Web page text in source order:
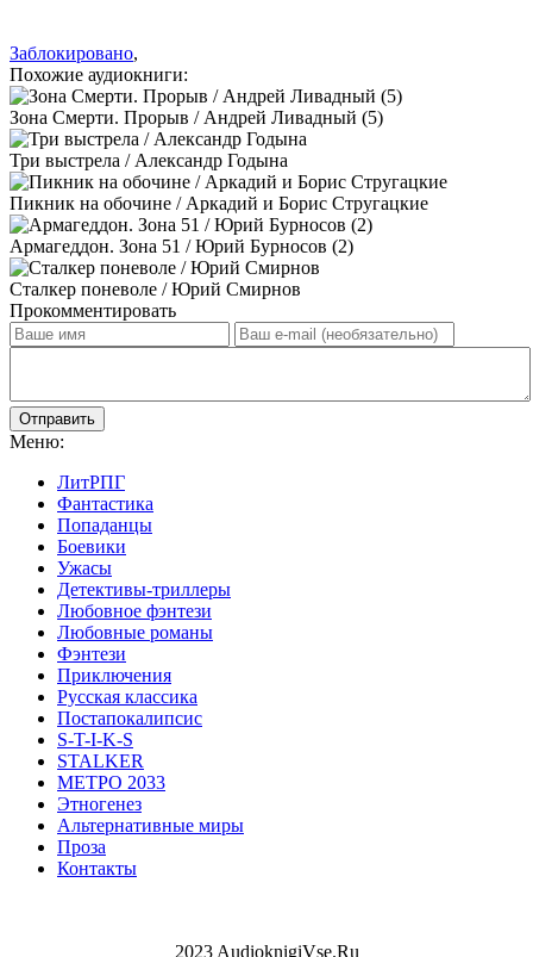
Заблокировано,
Похожие аудиокниги:
Зона Смерти. Прорыв / Андрей Ливадный (5)
Три выстрела / Александр Годына
Пикник на обочине / Аркадий и Борис Стругацкие
Армагеддон. Зона 51 / Юрий Бурносов (2)
Сталкер поневоле / Юрий Смирнов
Прокомментировать
Отправить
Меню:
ЛитРПГ
Фантастика
Попаданцы
Боевики
Ужасы
Детективы-триллеры
Любовное фэнтези
Любовные романы
Фэнтези
Приключения
Русская классика
Постапокалипсис
S-T-I-K-S
STALKER
МЕТРО 2033
Этногенез
Альтернативные миры
Проза
Контакты
2023 AudioknigiVse.Ru